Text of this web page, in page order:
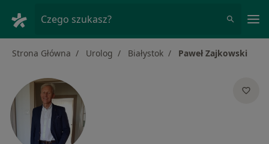
Czego szukasz?
Strona Główna Urolog Białystok Paweł Zajkowski